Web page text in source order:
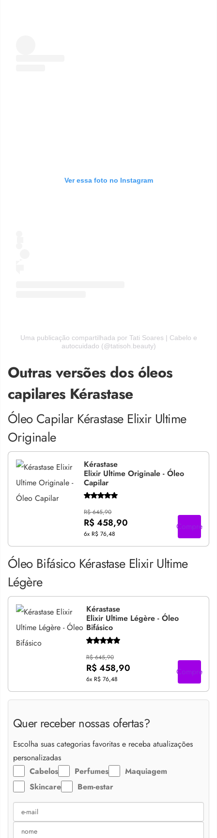
Ver essa foto no Instagram
Uma publicação compartilhada por Tati Soares | Cabelo e
autocuidado (@tatisoh.beauty)
Outras versões dos óleos
capilares Kérastase
Óleo Capilar Kérastase Elixir Ultime
Originale
Kérastase
Elixir Ultime Originale - Óleo
Capilar
R$ 645,90
R$ 458,90
6x R$ 76,48
Compre
Óleo Bifásico Kérastase Elixir Ultime
Légère
Kérastase
Elixir Ultime Légère - Óleo
Bifásico
R$ 645,90
R$ 458,90
6x R$ 76,48
Compre
Quer receber nossas ofertas?
Escolha suas categorias favoritas e receba atualizações
personalizadas
Cabelos
Perfumes
Maquiagem
Skincare
Bem-estar